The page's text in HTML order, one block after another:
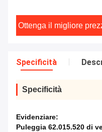
Ottenga il migliore
Specificità
Specificità
Evidenziare:
Puleggia 62.015.520 di